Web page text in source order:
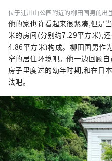
位于辻川山公园附近的柳田国男的出
他的家也许看起来很紧凑,但是
米的房间(分别约7.29平方米),
4.86平方米)构成。柳田国男作
窄的居住环境吧。他一边回顾
房子里度过的幼年时期,和在日
法吧。